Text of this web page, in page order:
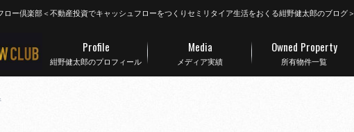
ロー倶楽部＜不動産投資でキャッシュフローをつくりセミリタイア生活をおくる紺野健太郎のブログ＞
紺野健太郎のプロフィール
Profile
メディア実績
Media
所有物件一覧
Owned Property